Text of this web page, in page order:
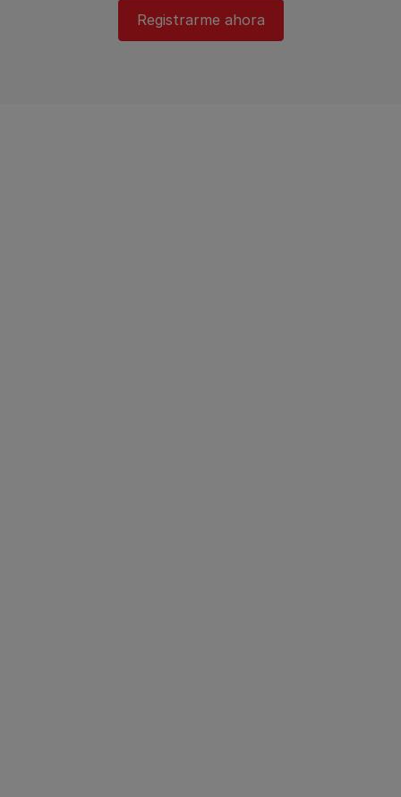
Registrarme ahora